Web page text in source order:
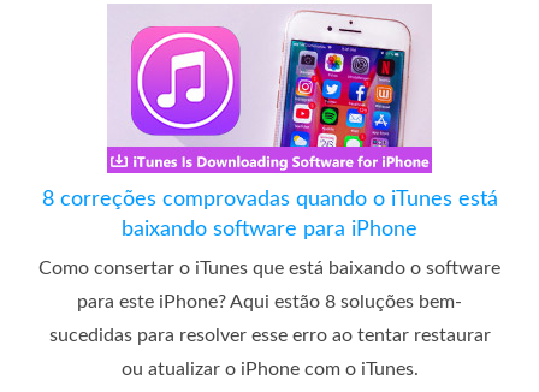
8 correções comprovadas quando o iTunes está
baixando software para iPhone
Como consertar o iTunes que está baixando o software
para este iPhone? Aqui estão 8 soluções bem-
sucedidas para resolver esse erro ao tentar restaurar
ou atualizar o iPhone com o iTunes.